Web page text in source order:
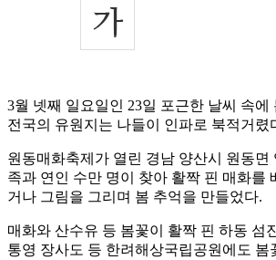
3월 넷째 일요일인 23일 포근한 날씨 속에
전국의 유원지는 나들이 인파로 북적거렸
원동매화축제가 열린 경남 양산시 원동면
족과 연인 수만 명이 찾아 활짝 핀 매화를
거나 그림을 그리며 봄 추억을 만들었다.
매화와 산수유 등 봄꽃이 활짝 핀 하동 섬
통영 장사도 등 한려해상국립공원에도 봄